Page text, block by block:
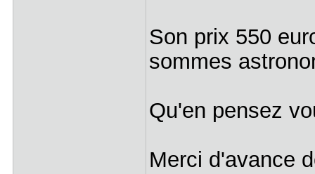
Son prix 550
sommes
Qu'en pensez
Merci d'avance